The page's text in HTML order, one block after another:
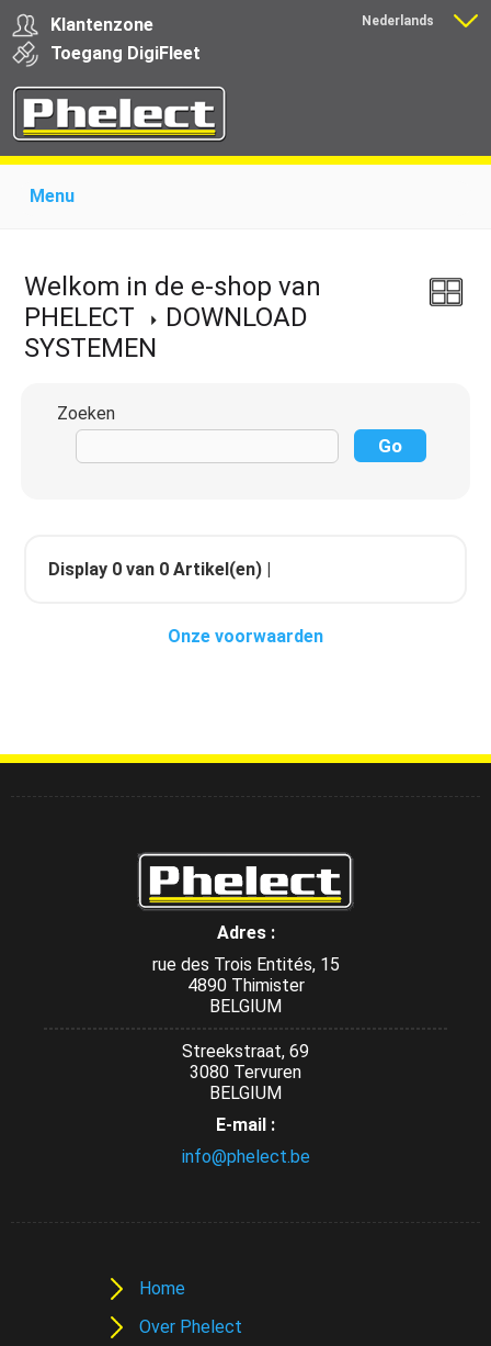
Klantenzone
Toegang DigiFleet
Nederlands
Menu
Producten voor transporteurs
Opleiding
Nieuws
Ondersteuning
Download Contact
Welkom in de e-shop van
PHELECT
DOWNLOAD
SYSTEMEN
Zoeken
Display 0 van 0 Artikel(en) |
Onze voorwaarden
Adres :
rue des Trois Entités, 15
4890 Thimister
BELGIUM
Streekstraat, 69
3080 Tervuren
BELGIUM
E-mail :
info@phelect.be
Home
Over Phelect